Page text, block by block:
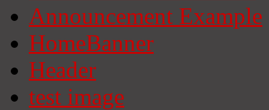
Announcement Example
HomeBanner
Header
test image